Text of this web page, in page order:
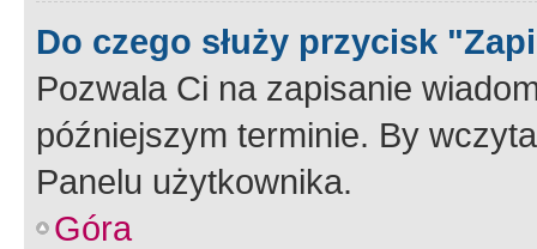
Do czego służy przycisk
Pozwala Ci na zapisanie
późniejszym terminie. By
Panelu użytkownika.
Góra